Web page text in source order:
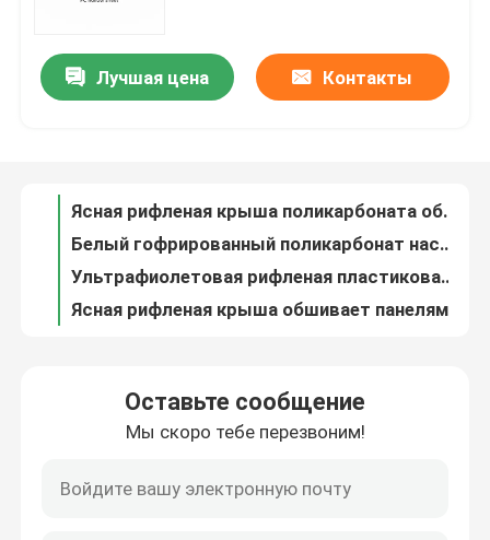
Проверка качества
Свяжитесь мы
Лучшая цена Контакты
Ясная рифленая крыша поликарбоната обшивает панелями для листа поликарбоната патио рифленого
Профили просвечивающей рифленой крыши листа поликарбоната ясной покрывая
листа пластической массы на основе акриловых смол 20mm размер 25mm непрозрачного изготовленный на заказ
Оставьте сообщение
Мы скоро тебе перезвоним!